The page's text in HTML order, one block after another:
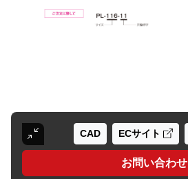
CAD ECサイト
お問い合わせ